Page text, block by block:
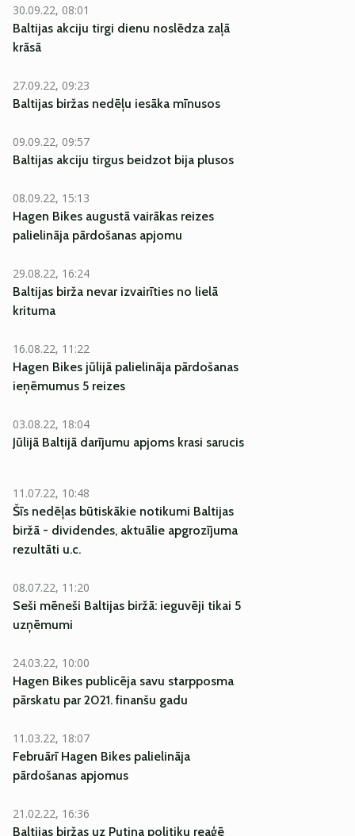
30.09.22, 08:01
Baltijas akciju tirgi dienu noslēdza zaļā
krāsā
27.09.22, 09:23
Baltijas biržas nedēļu iesāka mīnusos
09.09.22, 09:57
Baltijas akciju tirgus beidzot bija plusos
08.09.22, 15:13
Hagen Bikes augustā vairākas reizes
palielināja pārdošanas apjomu
29.08.22, 16:24
Baltijas birža nevar izvairīties no lielā
krituma
16.08.22, 11:22
Hagen Bikes jūlijā palielināja pārdošanas
ieņēmumus 5 reizes
03.08.22, 18:04
Jūlijā Baltijā darījumu apjoms krasi sarucis
11.07.22, 10:48
Šīs nedēļas būtiskākie notikumi Baltijas
biržā - dividendes, aktuālie apgrozījuma
rezultāti u.c.
08.07.22, 11:20
Seši mēneši Baltijas biržā: ieguvēji tikai 5
uzņēmumi
24.03.22, 10:00
Hagen Bikes publicēja savu starpposma
pārskatu par 2021. finanšu gadu
11.03.22, 18:07
Februārī Hagen Bikes palielināja
pārdošanas apjomus
21.02.22, 16:36
Baltijas biržas uz Putina politiku reaģē